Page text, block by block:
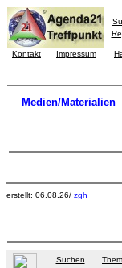
Kontakt Impressum
Medien/Materialien
erstellt: 06.08.26/ zgh
Suchen